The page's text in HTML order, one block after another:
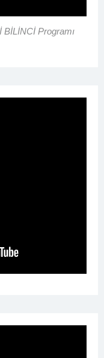
Programı